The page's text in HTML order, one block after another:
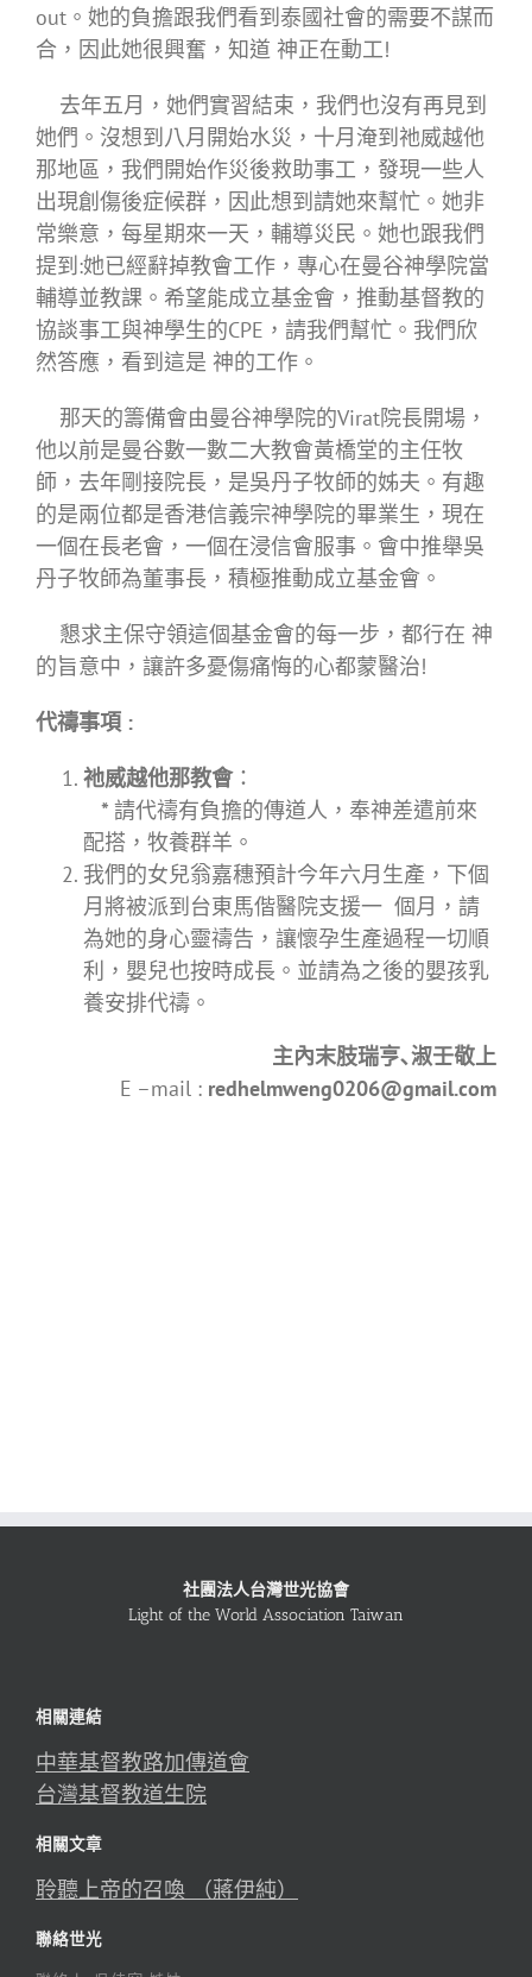
out。她的負擔跟我們看到泰國社會的需要不謀而
合，因此她很興奮，知道 神正在動工!
去年五月，她們實習結束，我們也沒有再見到
她們。沒想到八月開始水災，十月淹到祂威越他
那地區，我們開始作災後救助事工，發現一些人
出現創傷後症候群，因此想到請她來幫忙。她非
常樂意，每星期來一天，輔導災民。她也跟我們
提到:她已經辭掉教會工作，專心在曼谷神學院當
輔導並教課。希望能成立基金會，推動基督教的
協談事工與神學生的CPE，請我們幫忙。我們欣
然答應，看到這是 神的工作。
那天的籌備會由曼谷神學院的Virat院長開場，
他以前是曼谷數一數二大教會黃橋堂的主任牧
師，去年剛接院長，是吳丹子牧師的姊夫。有趣
的是兩位都是香港信義宗神學院的畢業生，現在
一個在長老會，一個在浸信會服事。會中推舉吳
丹子牧師為董事長，積極推動成立基金會。
懇求主保守領這個基金會的每一步，都行在 神
的旨意中，讓許多憂傷痛悔的心都蒙醫治!
代禱事項 :
祂威越他那教會：
* 請代禱有負擔的傳道人，奉神差遣前來
配搭，牧養群羊。
我們的女兒翁嘉穗預計今年六月生產，下個
月將被派到台東馬偕醫院支援一 個月，請
為她的身心靈禱告，讓懷孕生產過程一切順
利，嬰兒也按時成長。並請為之後的嬰孩乳
養安排代禱。
主內末肢瑞亨､淑壬敬上
E –mail : redhelmweng0206@gmail.com
社團法人台灣世光協會
Light of the World Association Taiwan
相關連結
中華基督教路加傳道會
台灣基督教道生院
相關文章
聆聽上帝的召喚 （蔣伊純）
聯絡世光